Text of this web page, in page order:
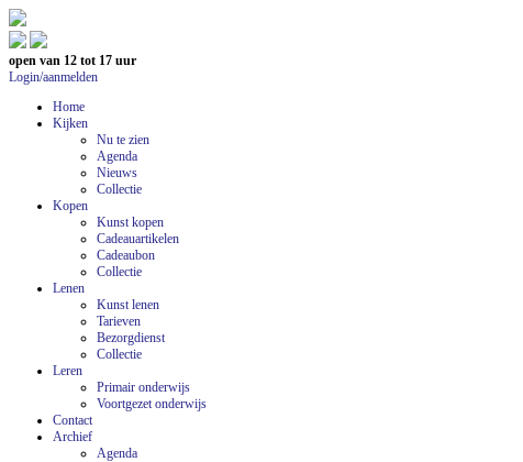
open van 12 tot 17 uur
Login/aanmelden
Home
Kijken
Nu te zien
Agenda
Nieuws
Collectie
Kopen
Kunst kopen
Cadeauartikelen
Cadeaubon
Collectie
Lenen
Kunst lenen
Tarieven
Bezorgdienst
Collectie
Leren
Primair onderwijs
Voortgezet onderwijs
Contact
Archief
Agenda